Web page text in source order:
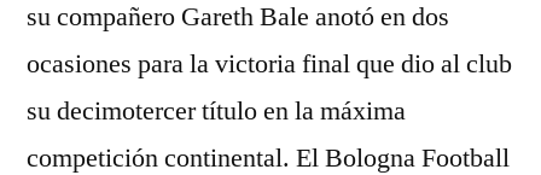
su compañero Gareth Bale anotó en dos
ocasiones para la victoria final que dio al club
su decimotercer título en la máxima
competición continental. El Bologna Football